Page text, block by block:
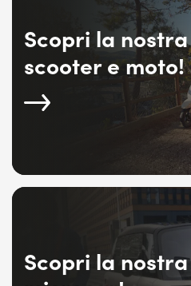
Scopri la
scooter e moto!
Scopri la